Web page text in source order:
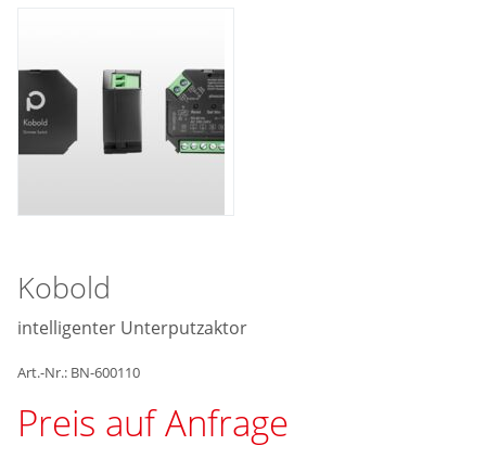
Kobold
intelligenter Unterputzaktor
Art.-Nr.: BN-600110
Preis auf Anfrage